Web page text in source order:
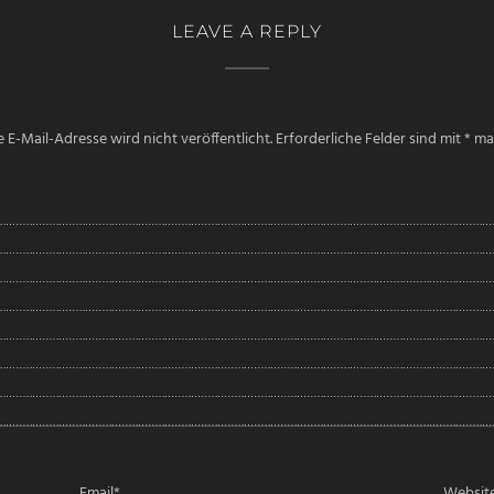
LEAVE A REPLY
E-Mail-Adresse wird nicht veröffentlicht.Erforderliche Felder sind mit*